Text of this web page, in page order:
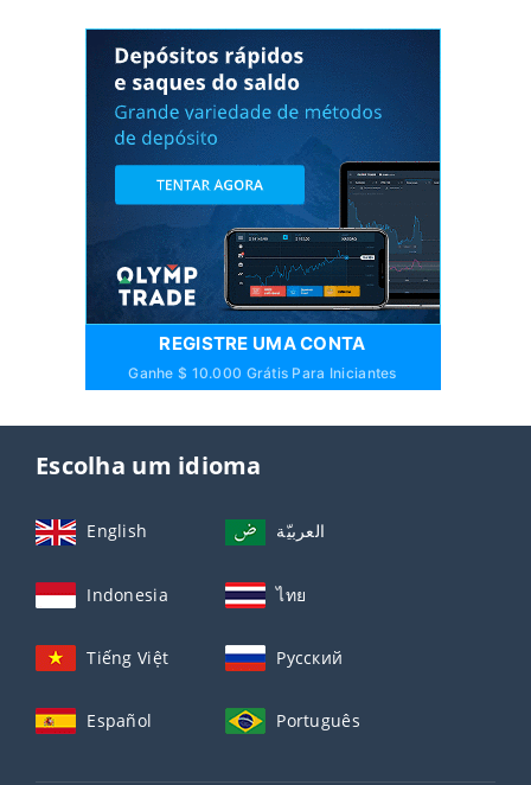
REGISTRE UMA CONTA
Ganhe $ 10.000 Grátis Para Iniciantes
Escolha um idioma
English العربيّة
Indonesia ไทย
Tiếng Việt Русский
Español Português